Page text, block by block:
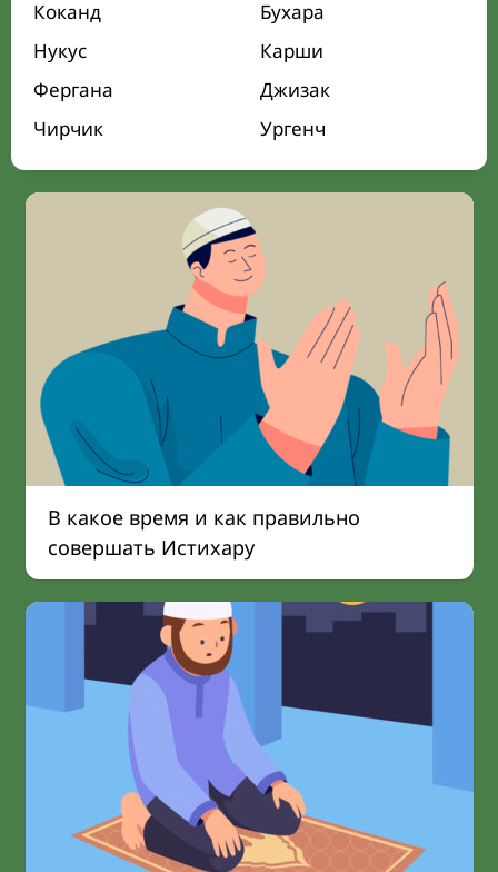
Коканд
Бухара
Нукус
Карши
Фергана
Джизак
Чирчик
Ургенч
В какое время и как правильно
совершать Истихару